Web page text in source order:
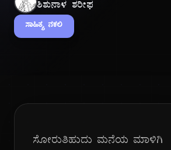
ಶಿಶುನಾಳ ಶರೀಫ
ಸಾಹಿತ್ಯ ನಕಲಿ
ಸೋರುತಿಹುದು ಮನೆಯ ಮಾಳಿಗಿ